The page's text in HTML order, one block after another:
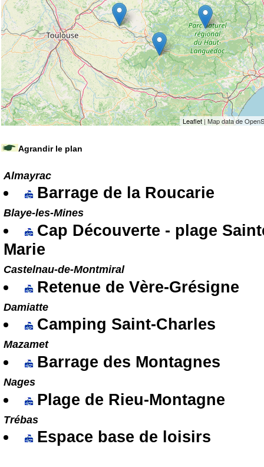
Leaflet| Map data de
Agrandir le plan
Almayrac
Barrage de la Roucarie
Blaye-les-Mines
Cap Découverte - plage
Marie
Castelnau-de-Montmiral
Retenue de Vère-Grésigne
Damiatte
Camping Saint-Charles
Mazamet
Barrage des Montagnes
Nages
Plage de Rieu-Montagne
Trébas
Espace base de loisirs